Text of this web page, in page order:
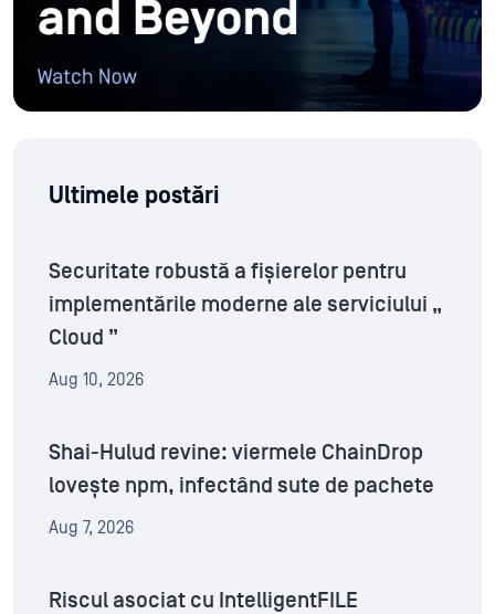
Ultimele postări
Securitate robustă a fișierelor pentru
implementările moderne ale serviciului „
Cloud ”
Aug 10, 2026
Shai-Hulud revine: viermele ChainDrop
lovește npm, infectând sute de pachete
Aug 7, 2026
Riscul asociat cu IntelligentFILE